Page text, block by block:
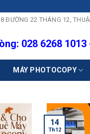
ĐƯỜNG 22 THÁNG 12,
028 6268 1013
MÁY PHOTOCOPY
14
Th12